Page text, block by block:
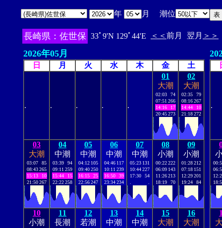
年 月 潮位
長崎県：佐世保 33ﾟ9'N 129ﾟ44'E ＜＜ 前月 翌月 ＞＞
2026年05月
日 月 火 水 木 金 土
. . . . .
01
大潮
02:03
74
07:51 266
14:16
17
20:45273
02
大潮
02:35
79
08:16267
14:44
10
21:18272
03
大潮
03:07
85
08:43265
15:13
10
21:50267
04
中潮
03:39
94
09:11 259
15:44
15
22:22258
05
中潮
04:12 105
09:40250
16:15
25
22:56247
06
中潮
04:46 117
10:11 239
16:50
39
23:34234
07
中潮
05:23 131
10:44227
17:30
54
08
小潮
00:22222
06:09 143
11:26213
18:19
70
09
小潮
01:28212
07:18 151
12:29201
19:24
84
10
小潮
11
長潮
12
若潮
13
中潮
14
中潮
15
大潮
16
大潮
.